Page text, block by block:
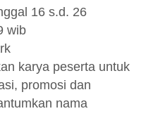
16 s.d. 26
wib
karya peserta untuk
promosi dan
nama